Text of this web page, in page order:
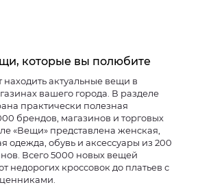
которые вы полюбите
находить актуальные вещи в
вашего города. В разделе
практически полезная
брендов, магазинов и торговых
«Вещи» представлена женская,
одежда, обувь и аксессуары из 200
Всего 5000 новых вещей
недорогих кроссовок до платьев с